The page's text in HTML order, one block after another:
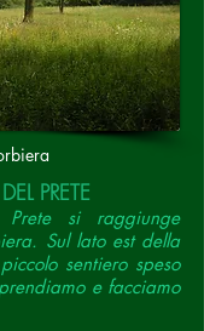
PRETE
Prete si raggiunge
Sul lato est della
sentiero speso
e facciamo